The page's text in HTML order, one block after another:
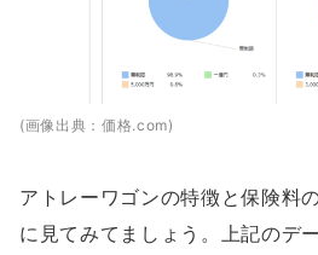
(画像出典：価格.com)
アトレーワゴンの特徴と保険料
に見てみてましょう。上記のデ